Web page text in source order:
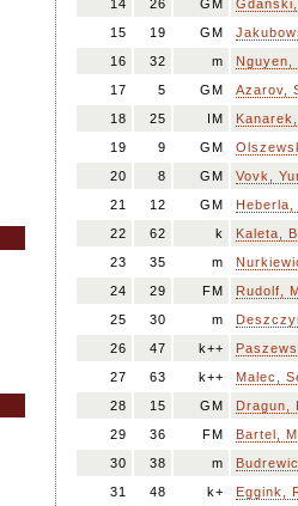
14
26 GM
15
19 GM
16
32 m
Nguyen,
17
5 GM
Azarov,
18
25 IM
19
9 GM
20
8 GM
Vovk,
21
12 GM
Heberla,
22
62 k
Kaleta,
23
35 m
24
29 FM
Rudolf,
25
30 m
26
47 k++
27
63 k++
Malec,
28
15 GM
Dragun,
29
36 FM
Bartel,
30
38 m
31
48 k+
Eggink,